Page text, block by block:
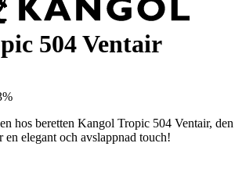
504 Ventair
hos beretten Kangol Tropic 504 Ventair, den
en elegant och avslappnad touch!